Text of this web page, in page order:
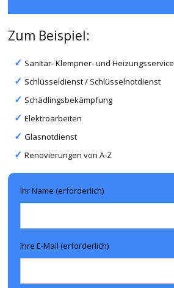
Zum Beispiel:
Sanitär- Klempner- und Heizungsservice
Schlüsseldienst / Schlüsselnotdienst
Schädlingsbekämpfung
Elektroarbeiten
Glasnotdienst
Renovierungen von A-Z
Ihr Name (erforderlich)
Ihre E-Mail (erforderlich)